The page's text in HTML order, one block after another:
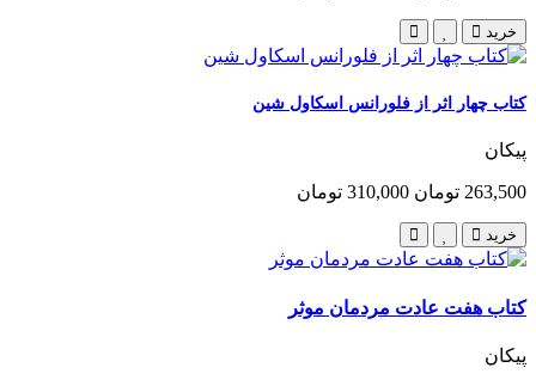
خرید
کتاب چهار اثر از فلورانس اسکاول شین
پیکان
263,500 تومان 310,000 تومان
خرید
کتاب هفت عادت مردمان موثر
پیکان